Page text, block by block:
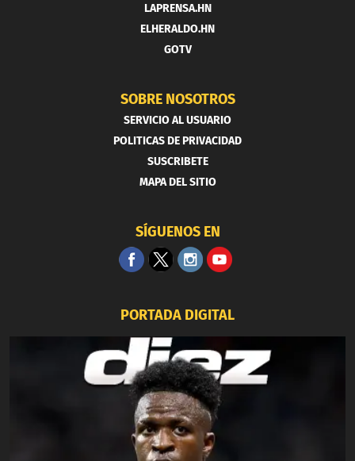
LAPRENSA.HN
ELHERALDO.HN
GOTV
SOBRE NOSOTROS
SERVICIO AL USUARIO
POLITICAS DE PRIVACIDAD
SUSCRIBETE
MAPA DEL SITIO
SÍGUENOS EN
PORTADA DIGITAL